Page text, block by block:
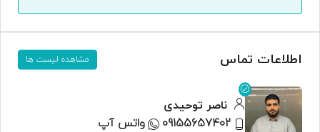
اطلاعات تماس مشاهده لیست ها
ناصر توحیدی
09155657402
واتس آپ